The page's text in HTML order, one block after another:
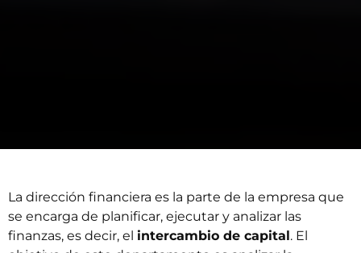
La dirección financiera es la parte de la empresa que
se encarga de planificar, ejecutar y analizar las
finanzas, es decir, el intercambio de capital. El